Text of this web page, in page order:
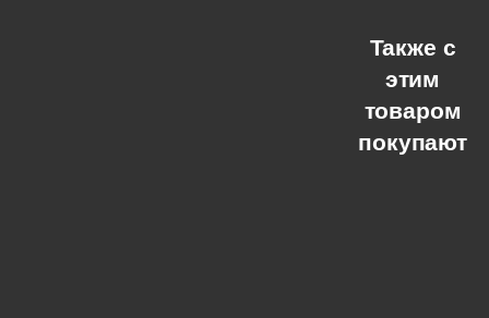
Также с
этим
товаром
покупают